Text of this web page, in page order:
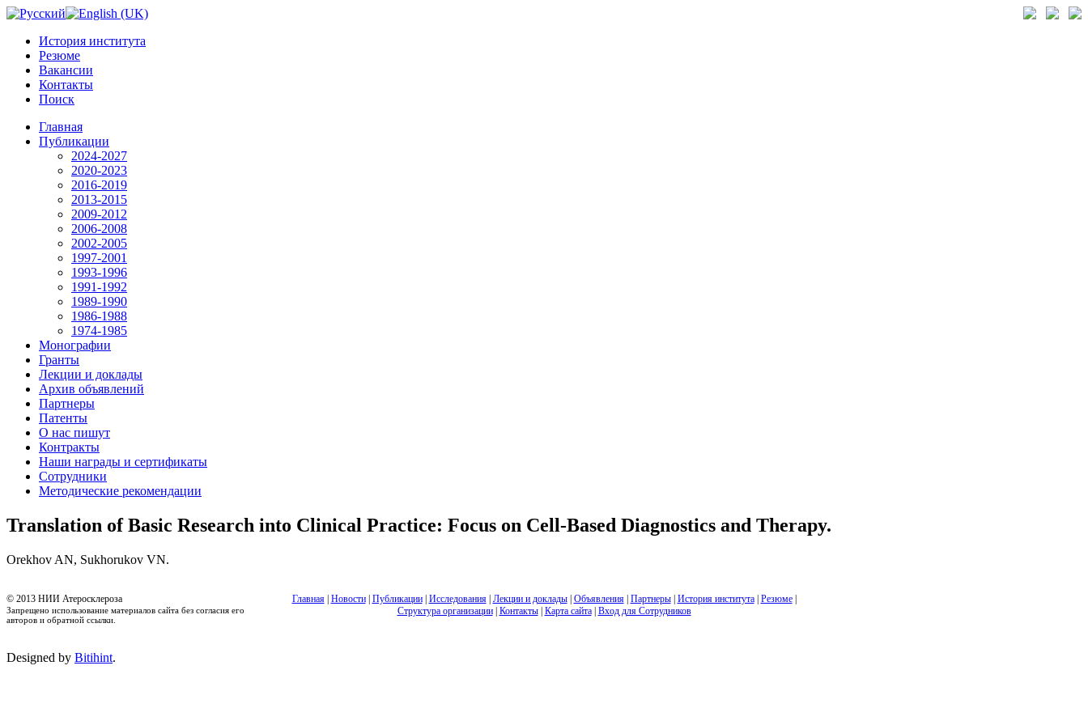
История института
Резюме
Вакансии
Контакты
Поиск
Главная
Публикации
2024-2027
2020-2023
2016-2019
2013-2015
2009-2012
2006-2008
2002-2005
1997-2001
1993-1996
1991-1992
1989-1990
1986-1988
1974-1985
Монографии
Гранты
Лекции и доклады
Архив объявлений
Партнеры
Патенты
О нас пишут
Контракты
Наши награды и сертификаты
Сотрудники
Методические рекомендации
Translation of Basic Research into Clinical Practice: Focus on Cell-Based Diagnostics and Therapy.
Orekhov AN, Sukhorukov VN.
© 2013 НИИ Атеросклероза
Запрещено использование материалов сайта без согласия его
авторов и обратной ссылки.
Главная| Новости| Публикации| Исследования| Лекции и доклады| Объявления| Партнеры| История института| Резюме|
Структура организации| Контакты| Карта сайта| Вход для Сотрудников
Designed by Bitihint.